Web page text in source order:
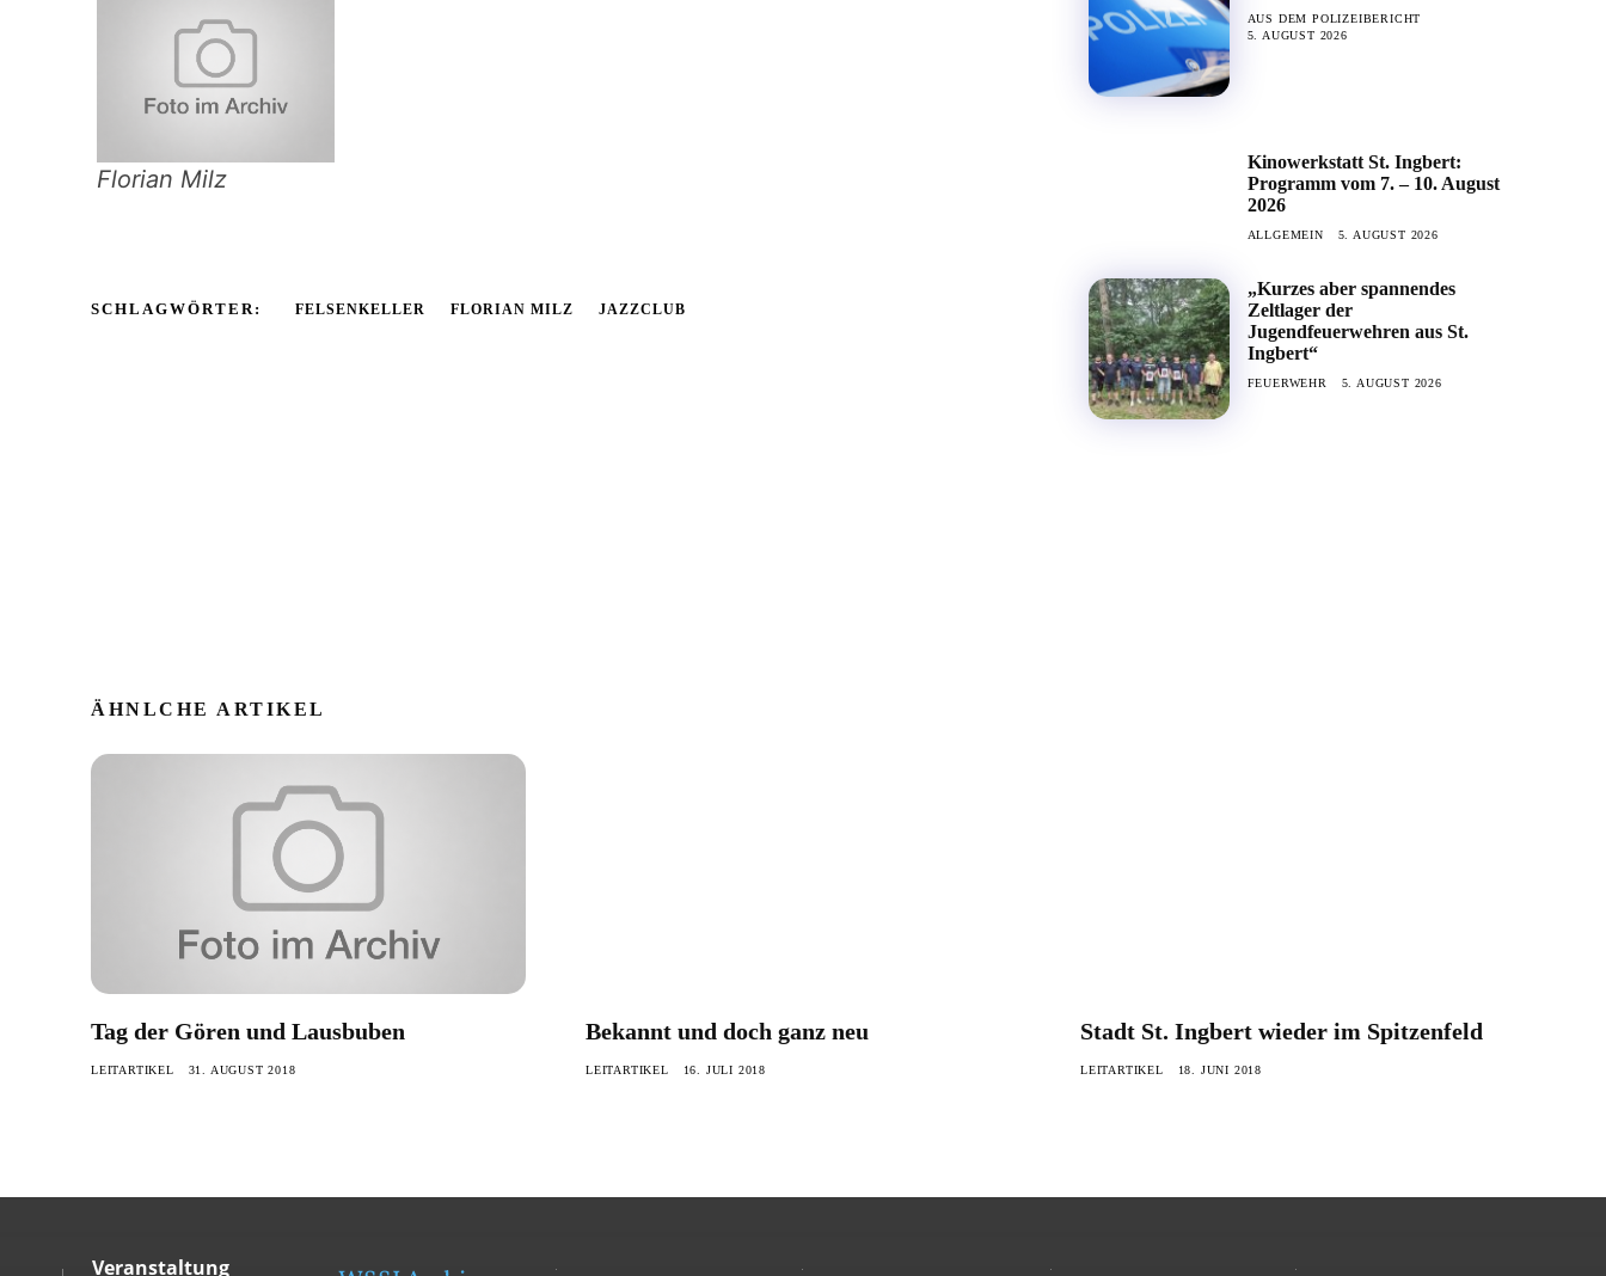
Florian Milz
SCHLAGWÖRTER: FELSENKELLER FLORIAN MILZ JAZZCLUB
AUS DEM POLIZEIBERICHT
5. AUGUST 2026
Kinowerkstatt St. Ingbert:
Programm vom 7. – 10. August
2026
ALLGEMEIN 5. AUGUST 2026
„Kurzes aber spannendes
Zeltlager der
Jugendfeuerwehren aus St.
Ingbert“
FEUERWEHR 5. AUGUST 2026
ÄHNLCHE ARTIKEL
Tag der Gören und Lausbuben
LEITARTIKEL 31. AUGUST 2018
Bekannt und doch ganz neu
LEITARTIKEL 16. JULI 2018
Stadt St. Ingbert wieder im Spitzenfeld
LEITARTIKEL 18. JUNI 2018
Veranstaltung